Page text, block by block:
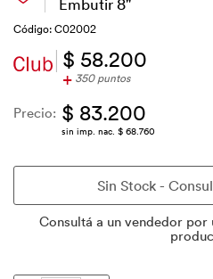
Código: C02002
$ 58.200
+ 350 puntos
Precio: $ 83.200
sin imp. nac. $ 68.760
Consultá a un vendedor